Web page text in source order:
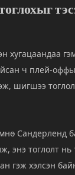
хугацаандаа
ч плей-
шигшээ
Сандерленд
энэ тоглолт нь
гэж хэлсэн